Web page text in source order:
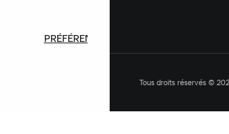
Tous droits réservés ©
PRÉFÉRENCES